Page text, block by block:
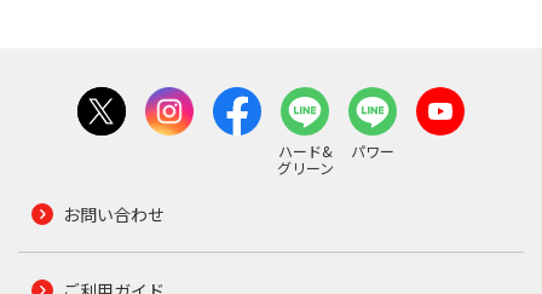
ハード&
グリーン
パワー
お問い合わせ